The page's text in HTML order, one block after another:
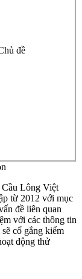
đề
Cầu Lông Việt
từ 2012 với mục
đề liên quan
với các thông tin
cố gắng kiểm
động thử